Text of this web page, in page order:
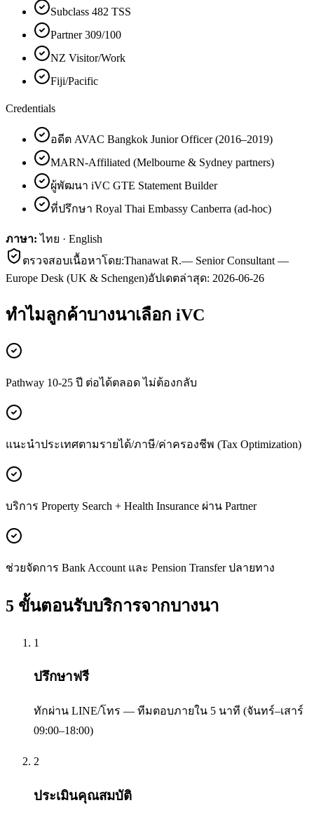
Subclass 482 TSS
Partner 309/100
NZ Visitor/Work
Fiji/Pacific
Credentials
อดีต AVAC Bangkok Junior Officer (2016–2019)
MARN-Affiliated (Melbourne & Sydney partners)
ผู้พัฒนา iVC GTE Statement Builder
ที่ปรึกษา Royal Thai Embassy Canberra (ad-hoc)
ภาษา: ไทย · English
ตรวจสอบเนื้อหาโดย:Thanawat R.— Senior Consultant —
Europe Desk (UK & Schengen)อัปเดตล่าสุด: 2026-06-26
ทำไมลูกค้าบางนาเลือก iVC
Pathway 10-25 ปี ต่อได้ตลอด ไม่ต้องกลับ
แนะนำประเทศตามรายได้/ภาษี/ค่าครองชีพ (Tax Optimization)
บริการ Property Search + Health Insurance ผ่าน Partner
ช่วยจัดการ Bank Account และ Pension Transfer ปลายทาง
5 ขั้นตอนรับบริการจากบางนา
1
ปรึกษาฟรี
ทักผ่าน LINE/โทร — ทีมตอบภายใน 5 นาที (จันทร์–เสาร์
09:00–18:00)
2
ประเมินคุณสมบัติ